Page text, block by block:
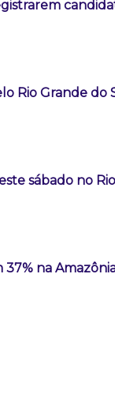
Rio Grande
sábado no
na